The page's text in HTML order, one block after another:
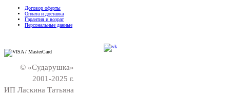
Договор оферты
Оплата и доставка
Гарантия и возрат
Персональные данные
© «Сударушка»
2001-2025 г.
ИП Ласкина Татьяна